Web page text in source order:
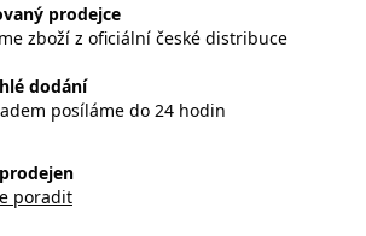
prodejce
zboží z oficiální české distribuce
dodání
posíláme do 24 hodin
poradit